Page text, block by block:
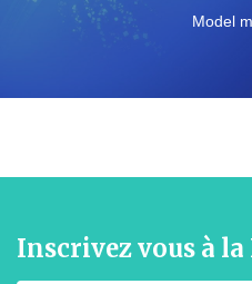
Model
Inscrivez vous à